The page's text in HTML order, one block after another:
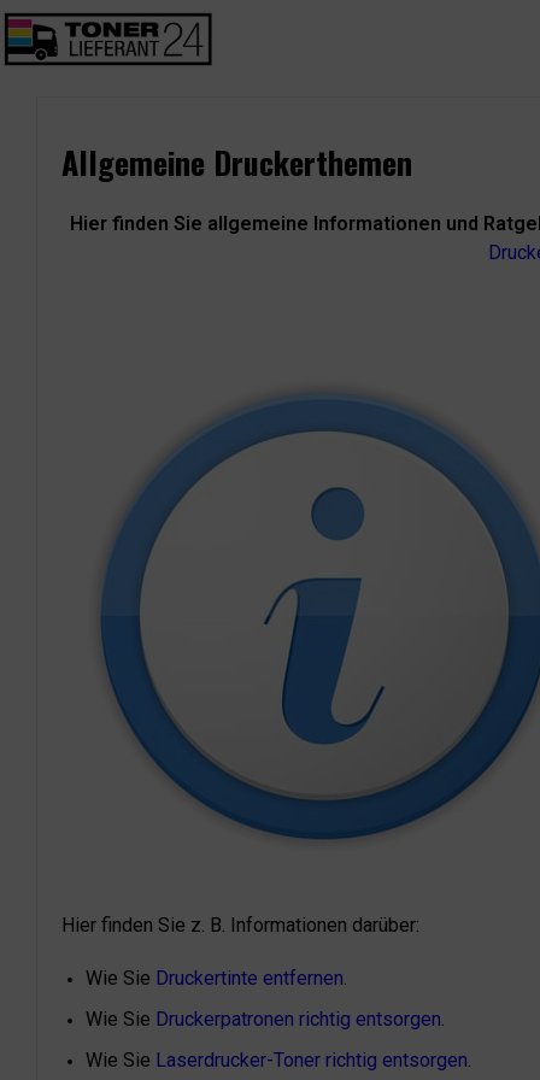
Allgemeine Druckerthemen
Hier finden Sie allgemeine Informationen und
Hier finden Sie z. B. Informationen darüber:
Wie Sie Druckertinte entfernen.
Wie Sie Druckerpatronen richtig entsorgen.
Wie Sie Laserdrucker-Toner richtig entsorgen.